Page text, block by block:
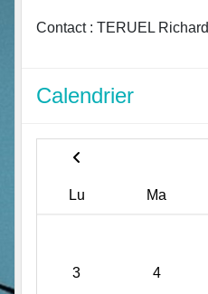
Contact : TERUEL
Calendrier
Lu Ma
3 4